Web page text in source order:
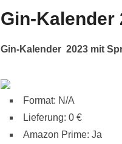
Gin-Kalender
Gin-Kalender 2023 mit
Format: N/A
Lieferung: 0 €
Amazon Prime: Ja